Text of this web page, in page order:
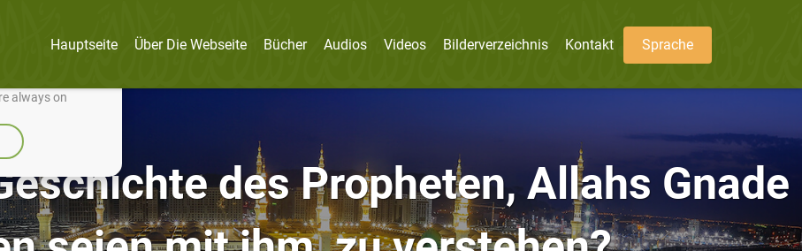
improve it.
always on
Hauptseite Über Die Webseite Bücher Audios Videos Bilderverzeichnis Kontakt Sprache
des Propheten, Allahs Gnade